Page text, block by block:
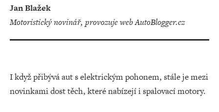
Jan Blažek
motoristický novinář, provozuje web AutoBlogger.cz
I když přibývá aut s elektrickým pohonem, stále je mezi
novinkami dost těch, které nabízejí i spalovací motory.